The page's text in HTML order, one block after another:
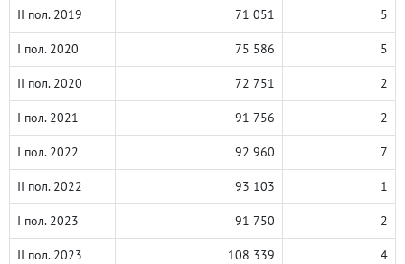
II пол. 2019 71 051 5
I пол. 2020 75 586 5
II пол. 2020 72 751 2
I пол. 2021 91 756 2
I пол. 2022 92 960 7
II пол. 2022 93 103 1
I пол. 2023 91 750 2
II пол. 2023 108 339 4